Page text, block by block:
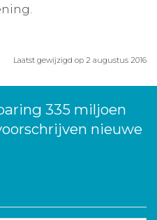
Laatst gewijzigd op 2 augustus 2016
335 miljoen
nieuwe